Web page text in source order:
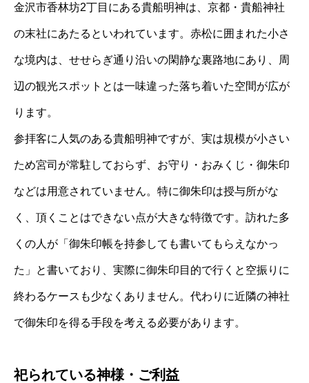
金沢市香林坊2丁目にある貴船明神は、京都・貴船神社
の末社にあたるといわれています。赤松に囲まれた小さ
な境内は、せせらぎ通り沿いの閑静な裏路地にあり、周
辺の観光スポットとは一味違った落ち着いた空間が広が
ります。
参拝客に人気のある貴船明神ですが、実は規模が小さい
ため宮司が常駐しておらず、お守り・おみくじ・御朱印
などは用意されていません。特に御朱印は授与所がな
く、頂くことはできない点が大きな特徴です。訪れた多
くの人が「御朱印帳を持参しても書いてもらえなかっ
た」と書いており、実際に御朱印目的で行くと空振りに
終わるケースも少なくありません。代わりに近隣の神社
で御朱印を得る手段を考える必要があります。
祀られている神様・ご利益